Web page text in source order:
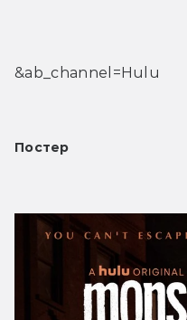
&ab_channel=Hulu
Постер